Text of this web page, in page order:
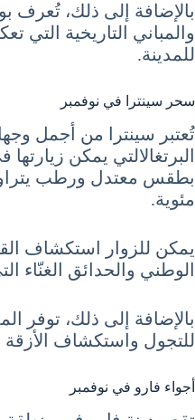
بالإضافة إلى ذلك، تُعرف
والمباني التاريخية التي
للمدينة.
سحر سينترا في نوفمبر
تُعتبر سينترا من أجمل
البرتغالالتي يمكن
مئوية.
يمكن للزوار استكشاف
الوطني والحدائق الغنّاء
بالإضافة إلى ذلك، توفر
للتجول واستكشاف الأزقة
أجواء فارو في نوفمبر